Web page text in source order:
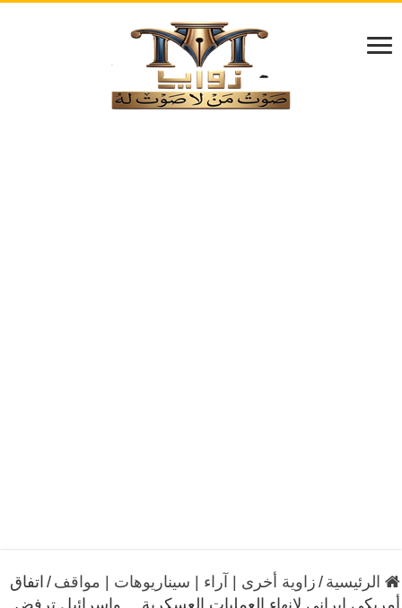
الرئيسية / زاوية أخرى | آراء | سيناريوهات | مواقف / اتفاق
أمريكي إيراني لإنهاء العمليات العسكرية… وإسرائيل ترفض